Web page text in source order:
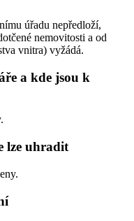
úřadu nepředloží,
nemovitosti a od
vnitra) vyžádá.
a kde jsou k
lze uhradit